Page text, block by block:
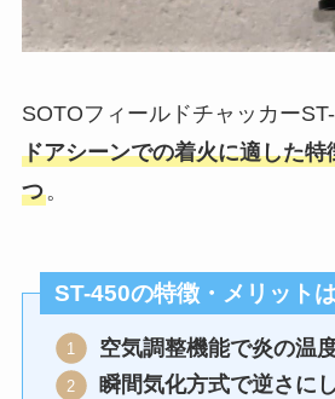
SOTOフィールドチャッカーST-
ドアシーンでの着火に適した特
つ。
ST-450の特徴・メリット
空気調整機能で炎の温
瞬間気化方式で逆さに